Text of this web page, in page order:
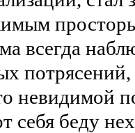
всегда
невидимой
себя беду